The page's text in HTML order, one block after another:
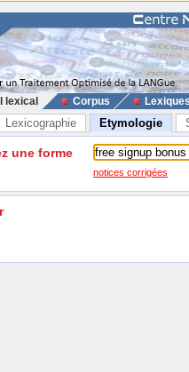
lexical Corpus
Lexicographie Etymologie
une forme
notices corrigées